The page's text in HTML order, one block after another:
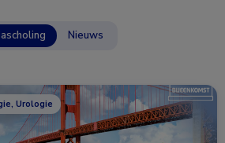
Nieuws
Urologie